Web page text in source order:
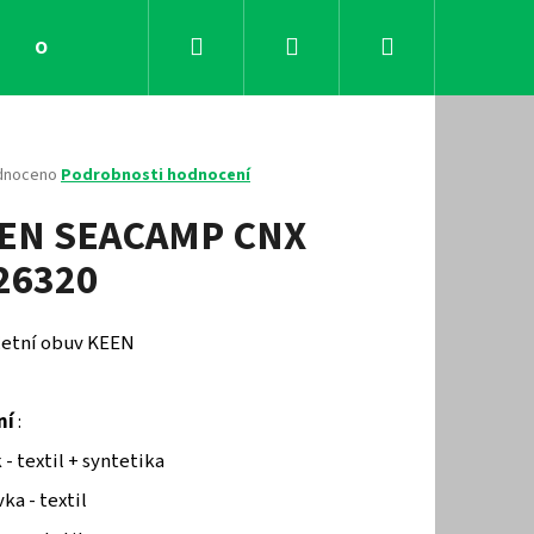
Obchodní podmínky KontaktyPřihlášení
Podrobnosti hodnocení
SEACAMP CNX
obuv KEEN
:
- textil + syntetika
- textil